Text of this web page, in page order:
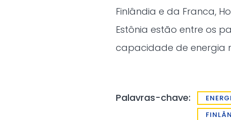
Finlândia e da Franca,
Estônia estão entre os
capacidade de energia
Palavras-chave: